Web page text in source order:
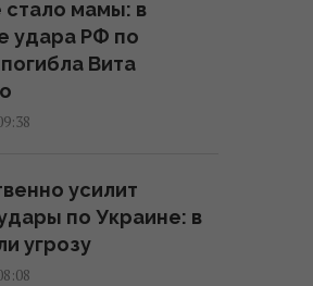
в Россию
в ISW
чем это грозит
партнеров
жертвах" после
стало мамы: в
удара РФ по
Вита
усилит
по Украине: в
угрозу